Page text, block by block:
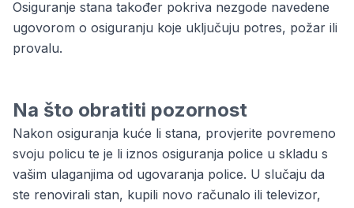
Osiguranje stana također pokriva nezgode navedene
ugovorom o osiguranju koje uključuju potres, požar ili
provalu.
Na što obratiti pozornost
Nakon osiguranja kuće li stana, provjerite povremeno
svoju policu te je li iznos osiguranja police u skladu s
vašim ulaganjima od ugovaranja police. U slučaju da
ste renovirali stan, kupili novo računalo ili televizor,